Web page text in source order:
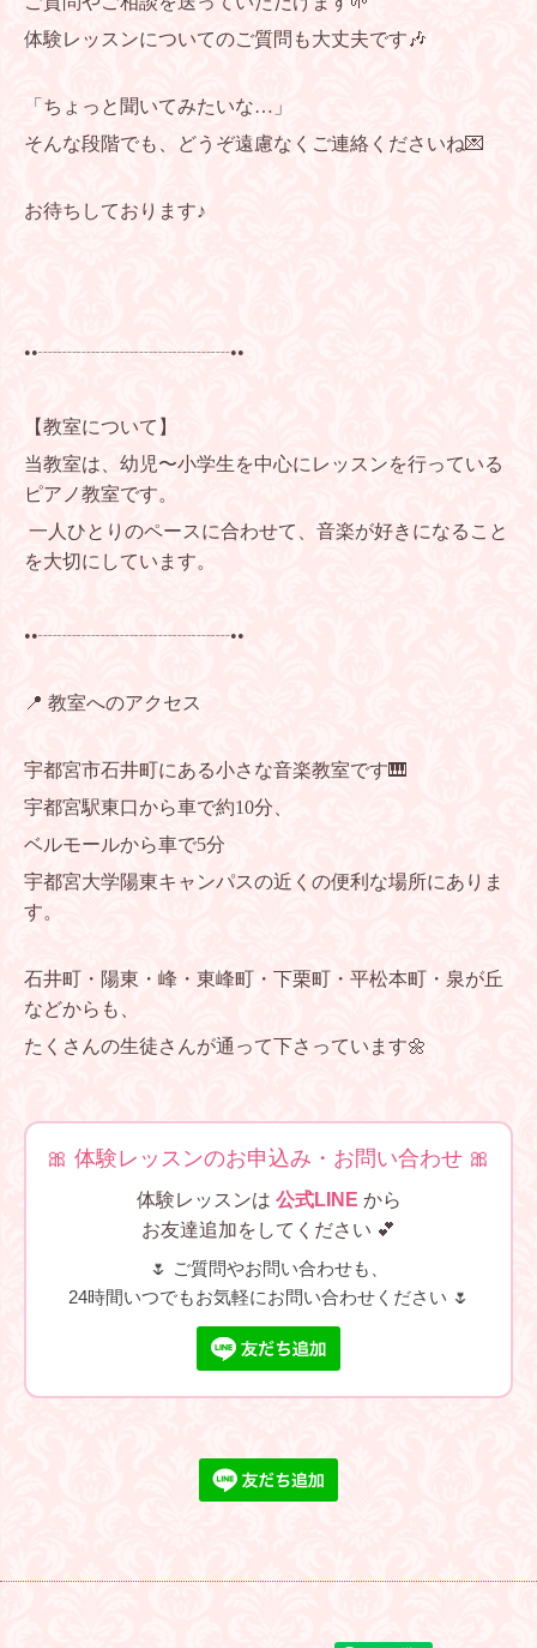
体験レッスンについてのご質問も大丈夫です🎶
「ちょっと聞いてみたいな…」
そんな段階でも、どうぞ遠慮なくご連絡くださいね💌
お待ちしております♪
••┈┈┈┈┈┈┈┈┈┈••
【教室について】
当教室は、幼児〜小学生を中心にレッスンを行っている
ピアノ教室です。
一人ひとりのペースに合わせて、音楽が好きになること
を大切にしています。
••┈┈┈┈┈┈┈┈┈┈••
📍 教室へのアクセス
宇都宮市石井町にある小さな音楽教室です🎹
宇都宮駅東口から車で約10分、
ベルモールから車で5分
宇都宮大学陽東キャンパスの近くの便利な場所にありま
す。
石井町・陽東・峰・東峰町・下栗町・平松本町・泉が丘
などからも、
たくさんの生徒さんが通って下さっています🌼
🎀 体験レッスンのお申込み・お問い合わせ 🎀
体験レッスンは 公式LINE から
お友達追加をしてください 💕
🌷 ご質問やお問い合わせも、
24時間いつでもお気軽にお問い合わせください 🌷